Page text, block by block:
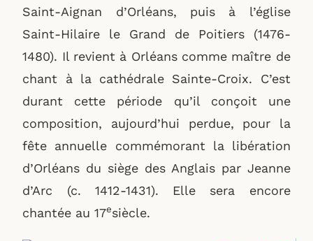
Saint-Aignan d’Orléans, puis à l’église
Saint-Hilaire le Grand de Poitiers (1476-
1480). Il revient à Orléans comme maître de
chant à la cathédrale Sainte-Croix. C’est
durant cette période qu’il conçoit une
composition, aujourd’hui perdue, pour la
fête annuelle commémorant la libération
d’Orléans du siège des Anglais par Jeanne
d’Arc (c. 1412-1431). Elle sera encore
chantée au 17esiècle.